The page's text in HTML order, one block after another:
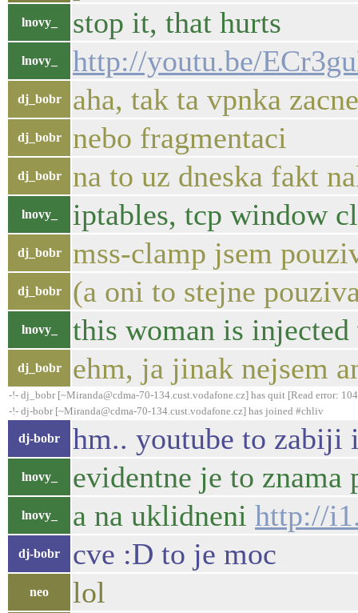
lnovy_ stop it, that hurts
lnovy_ http://youtu.be/
dj_bobr aha, tak ta vpnka
dj_bobr nebo fragmentaci
dj_bobr na to uz dneska fakt
lnovy_ iptables, tcp window
dj_bobr mss-clamp jsem
dj_bobr (a oni to stejne
lnovy_ this woman is
dj_bobr ehm, ja jinak nejsem
-!- dj_bobr [~Miranda@cdma-70-134.cust.vodafone.cz] has quit [Read error:
-!- dj-bobr [~Miranda@cdma-70-134.cust.vodafone.cz] has joined #chliv
dj-bobr hm.. youtube to zabiji
lnovy_ evidentne je to znama
lnovy_ a na uklidneni http://
dj-bobr cve :D to je moc
neo lol